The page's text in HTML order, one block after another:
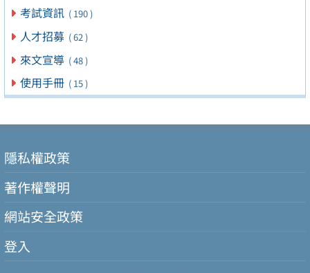
考試資訊 ( 190 )
人才招募 ( 62 )
來文宣導 ( 48 )
使用手冊 ( 15 )
隱私權政策
著作權聲明
網站安全政策
登入